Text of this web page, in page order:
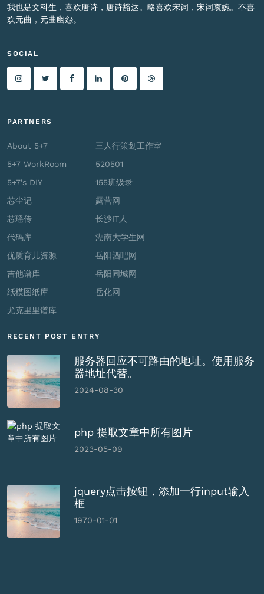
我也是文科生，喜欢唐诗，唐诗豁达。略喜欢宋词，宋词哀婉。不喜
欢元曲，元曲幽怨。
SOCIAL
PARTNERS
About 5+7
5+7 WorkRoom
5+7's DIY
芯尘记
芯瑶传
代码库
优质育儿资源
吉他谱库
纸模图纸库
尤克里里谱库
三人行策划工作室
520501
155班级录
露营网
长沙IT人
湖南大学生网
岳阳酒吧网
岳阳同城网
岳化网
RECENT POST ENTRY
服务器回应不可路由的地址。使用服务
器地址代替。
2024-08-30
php 提取文章中所有图片
2023-05-09
jquery点击按钮，添加一行input输入
框
1970-01-01